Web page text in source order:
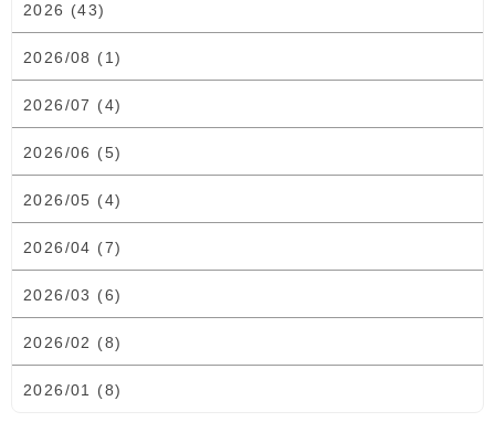
2026 (43)
2026/08 (1)
2026/07 (4)
2026/06 (5)
2026/05 (4)
2026/04 (7)
2026/03 (6)
2026/02 (8)
2026/01 (8)